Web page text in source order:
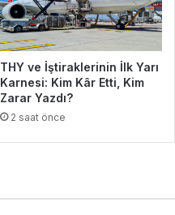
THY ve İştiraklerinin İlk Yarı
Karnesi: Kim Kâr Etti, Kim
Zarar Yazdı?
2 saat önce